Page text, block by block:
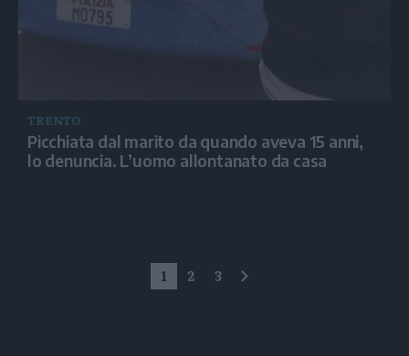
TRENTO
Picchiata dal marito da quando aveva 15 anni,
lo denuncia. L’uomo allontanato da casa
1 2 3